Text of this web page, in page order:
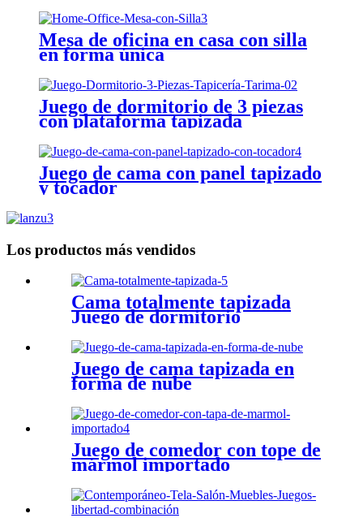
Mesa de oficina en casa con silla
en forma única
Juego de dormitorio de 3 piezas
con plataforma tapizada
Juego de cama con panel tapizado
y tocador
Los productos más vendidos
Cama totalmente tapizada
Juego de dormitorio
Juego de cama tapizada en
forma de nube
Juego de comedor con tope de
mármol importado